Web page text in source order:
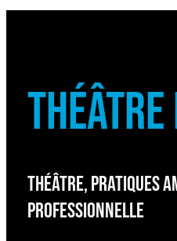
THÉÂTRE, PRATIQUES
PROFESSIONNELLE